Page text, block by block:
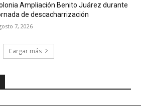
Ampliación Benito Juárez durante
de descacharrización
7, 2026
Cargar más